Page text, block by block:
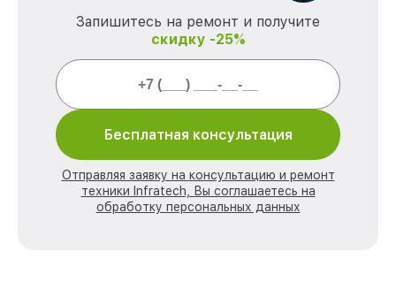
Запишитесь на ремонт и получите
скидку -25%
Бесплатная консультация
Отправляя заявку на консультацию и ремонт
техники Infratech, Вы соглашаетесь на
обработку персональных данных